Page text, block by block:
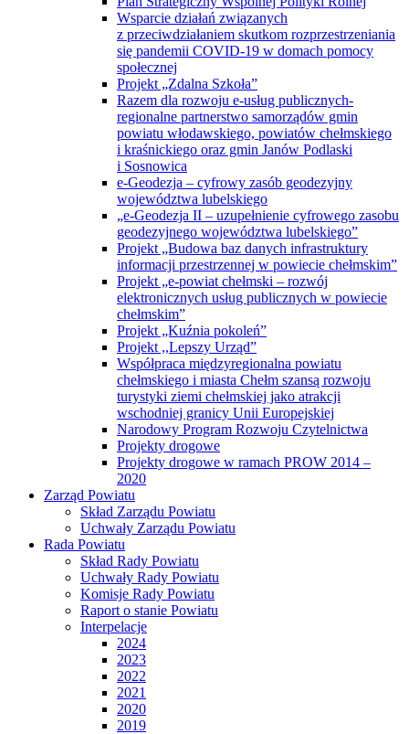
Wsparcie działań związanych
z przeciwdziałaniem skutkom rozprzestrzeniania
się pandemii COVID-19 w domach pomocy
społecznej
Projekt „Zdalna Szkoła”
Razem dla rozwoju e-usług publicznych-
regionalne partnerstwo samorządów gmin
powiatu włodawskiego, powiatów chełmskiego
i kraśnickiego oraz gmin Janów Podlaski
i Sosnowica
e-Geodezja – cyfrowy zasób geodezyjny
województwa lubelskiego
„e-Geodezja II – uzupełnienie cyfrowego zasobu
geodezyjnego województwa lubelskiego”
Projekt „Budowa baz danych infrastruktury
informacji przestrzennej w powiecie chełmskim”
Projekt „e-powiat chełmski – rozwój
elektronicznych usług publicznych w powiecie
chełmskim”
Projekt „Kuźnia pokoleń”
Projekt ,,Lepszy Urząd”
Współpraca międzyregionalna powiatu
chełmskiego i miasta Chełm szansą rozwoju
turystyki ziemi chełmskiej jako atrakcji
wschodniej granicy Unii Europejskiej
Narodowy Program Rozwoju Czytelnictwa
Projekty drogowe
Projekty drogowe w ramach PROW 2014 –
2020
Zarząd Powiatu
Skład Zarządu Powiatu
Uchwały Zarządu Powiatu
Rada Powiatu
Skład Rady Powiatu
Uchwały Rady Powiatu
Komisje Rady Powiatu
Raport o stanie Powiatu
Interpelacje
2024
2023
2022
2021
2020
2019